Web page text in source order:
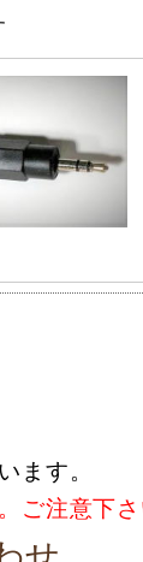
ます。
ご注意下さ